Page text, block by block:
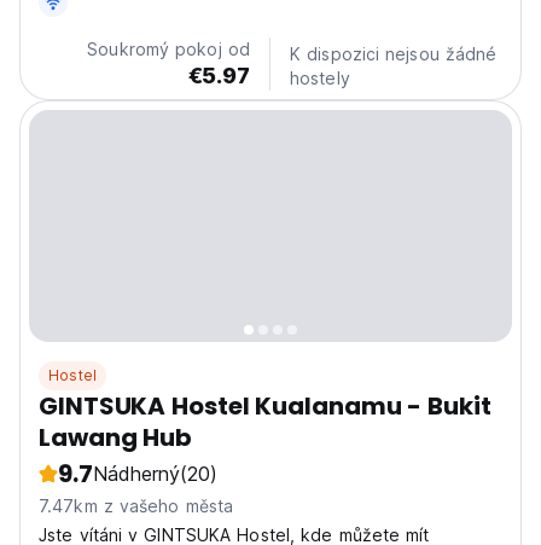
Soukromý pokoj od
€5.97
K dispozici nejsou žádné
hostely
Hostel
GINTSUKA Hostel Kualanamu - Bukit
Lawang Hub
9.7Nádherný(20)
7.47km z vašeho města
Jste vítáni v GINTSUKA Hostel, kde můžete mít